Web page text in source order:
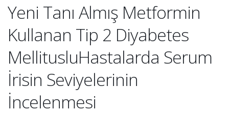
Yeni Tanı Almış Metformin
Kullanan Tip 2 Diyabetes
MellitusluHastalarda Serum
İrisin Seviyelerinin
İncelenmesi